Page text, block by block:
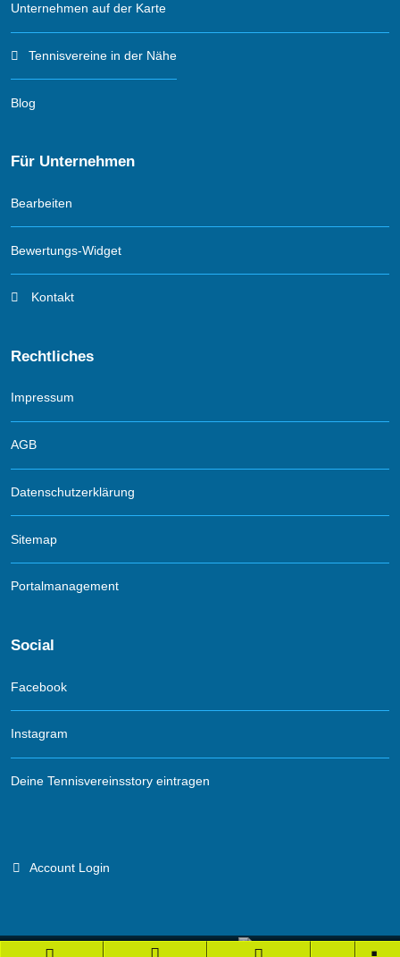
Unternehmen auf der Karte
Tennisvereine in der Nähe
Blog
Für Unternehmen
Bearbeiten
Bewertungs-Widget
Kontakt
Rechtliches
Impressum
AGB
Datenschutzerklärung
Sitemap
Portalmanagement
Social
Facebook
Instagram
Deine Tennisvereinsstory eintragen
Account Login
Branchenportal Software made in Germany